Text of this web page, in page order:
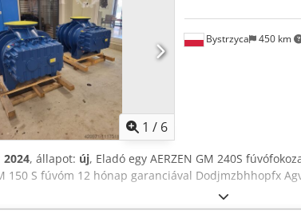
1 / 6
Bystrzyca 450 km
2024, állapot: új, Eladó egy AERZEN GM 240S
150 S fúvóm 12 hónap garanciával Dodjmzbhhopfx